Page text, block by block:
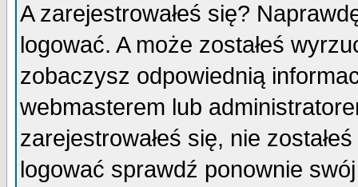
A zarejestrowałeś się?
logować. A może zostałeś
zobaczysz odpowiednią
webmasterem lub
zarejestrowałeś się, nie
logować sprawdź ponownie